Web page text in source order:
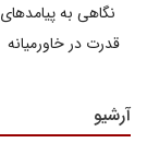
نگاهی به
قدرت در خاورمیانه
آرشیو